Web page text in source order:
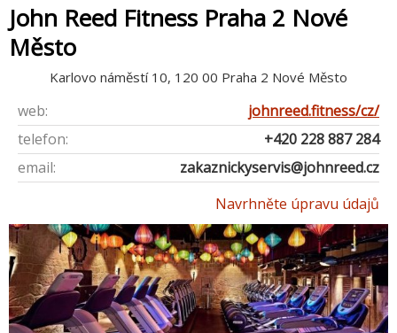
John Reed Fitness Praha 2 Nové
Město
Karlovo náměstí 10, 120 00 Praha 2 Nové Město
web:
johnreed.fitness/cz/
telefon:
+420 228 887 284
email:
zakaznickyservis@johnreed.cz
Navrhněte úpravu údajů